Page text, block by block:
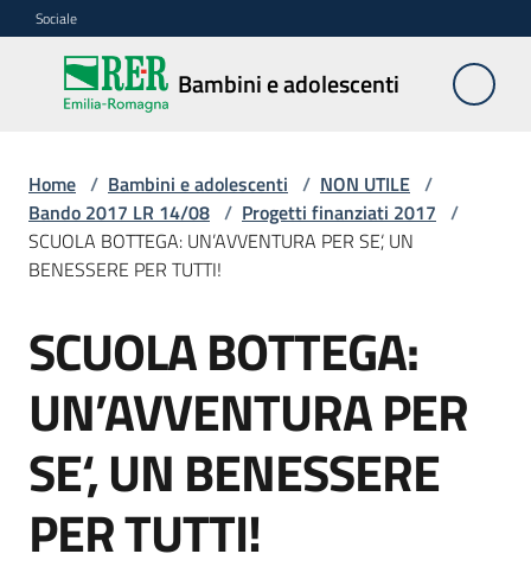
Vai al contenuto
Vai alla navigazione
Vai al footer
Sociale
Bambini e adolescenti
Bambini e
adolescenti
Accoglienza,
tutela
e
Adolescenza
Centri
estivi
e
soggiorni
Home / Bambini e adolescenti / NON UTILE /
Bando 2017 LR 14/08 / Progetti finanziati 2017 /
SCUOLA BOTTEGA: UN’AVVENTURA PER SE‘, UN
BENESSERE PER TUTTI!
SCUOLA BOTTEGA:
UN’AVVENTURA PER
SE‘, UN BENESSERE
PER TUTTI!